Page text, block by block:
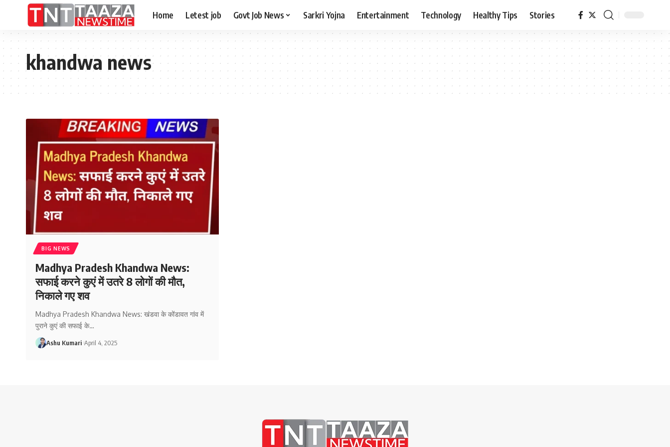
Home Letest job Govt Job News Sarkri Yojna Entertainment Technology Healthy Tips Stories
khandwa news
BIG NEWS
Madhya Pradesh Khandwa News:
सफाई करने कुएं में उतरे 8 लोगों की मौत,
निकाले गए शव
Madhya Pradesh Khandwa News: खंडवा के कोंडावत गांव में
पुराने कुएं की सफाई के…
Ashu Kumari April 4, 2025